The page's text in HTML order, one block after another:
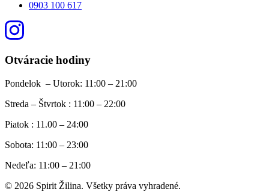
0903 100 617
Otváracie hodiny
Pondelok – Utorok: 11:00 – 21:00
Streda – Štvrtok : 11:00 – 22:00
Piatok : 11.00 – 24:00
Sobota: 11:00 – 23:00
Nedeľa: 11:00 – 21:00
© 2026 Spirit Žilina. Všetky práva vyhradené.